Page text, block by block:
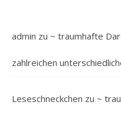
admin zu ~ traumhafte
zahlreichen
Leseschneckchen zu ~